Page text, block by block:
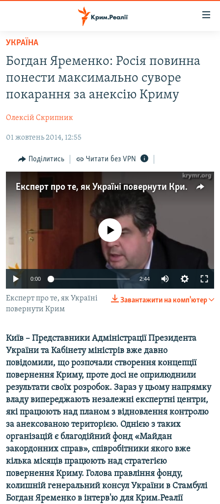
Перейти
основного
матеріалу
до
основної
Перейти
пошуку
ВОДА.КРИМ
БЛОГИ
ПОГЛЯД
ІНТЕРВ'Ю
СПЕЦПРОЕКТИ
ВІДЕОУРОКИ «ELIFBE»
СВІДЧЕННЯ ОКУПАЦІЇ
УКРАЇНСЬКА ПРОБЛЕМА КРИМУ
ІНФОГРАФІКА
ЯК ОБІЙТИ БЛОКУВАННЯ
Русский
ДОЛУЧАЙСЯ!
УКРАЇНА
Богдан Яременко: Росія повинна
понести максимально суворе
покарання за анексію Криму
Олексій Скрипник
01 жовтень 2014, 12:55
Поділитись Читати без VPN
Експерт про те, як Україні повернути Крим
No media source currently available
0:00 2:44
Завантажити на комп'ютер
Експерт про те, як Україні
повернути Крим
Київ – Представники Адміністрації Президента
України та Кабінету міністрів вже давно
повідомили, що розпочали створення концепції
повернення Криму, проте досі не оприлюднили
результати своїх розробок. Зараз у цьому напрямку
владу випереджають незалежні експертні центри,
які працюють над планом з відновлення контролю
за анексованою територією. Однією з таких
організацій є благодійний фонд «Майдан
закордонних справ», співробітники якого вже
кілька місяців працюють над стратегією
повернення Криму. Голова правління фонду,
колишній генеральний консул України в Стамбулі
Богдан Яременко в інтерв'ю для Крим.Реалії